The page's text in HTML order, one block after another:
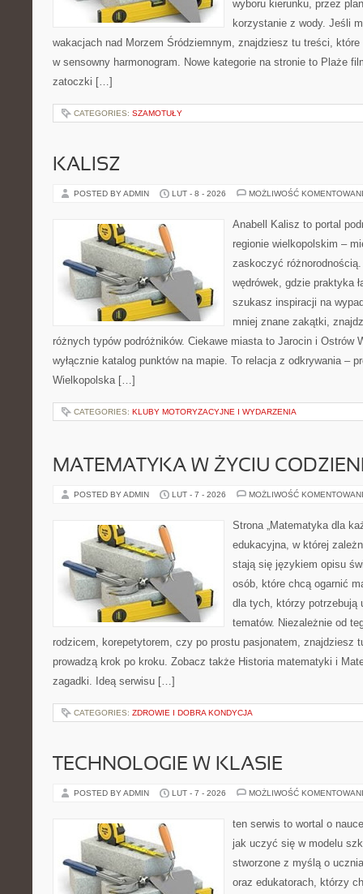
wyboru kierunku, przez
korzystanie z wody. Jeśli
wakacjach nad Morzem Śródziemnym, znajdziesz tu treści, które
w sensowny harmonogram. Nowe kategorie na stronie to Plaże
zatoczki […]
CATEGORIES: SZAMOTUŁY
KALISZ
POSTED BY ADMIN LUT - 8 - 2026 MOŻLIWOŚĆ
Anabell Kalisz to portal
regionie wielkopolskim –
zaskoczyć
wędrówek, gdzie praktyka
szukasz inspiracji na
mniej znane zakątki,
różnych typów podróżników. Ciekawe miasta to Jarocin i Ostrów
wyłącznie katalog punktów na mapie. To relacja z odkrywania –
Wielkopolska […]
CATEGORIES: KLUBY MOTORYZACYJNE I WYDARZENIA
MATEMATYKA W ŻYCIU
POSTED BY ADMIN LUT - 7 - 2026 MOŻLIWOŚĆ
Strona „Matematyka dla
edukacyjna, w której
stają się językiem opisu
osób, które chcą ogarnić
dla tych, którzy potrzebują
tematów. Niezależnie od
rodzicem, korepetytorem, czy po prostu pasjonatem, znajdziesz
prowadzą krok po kroku. Zobacz także Historia matematyki i
zagadki. Ideą serwisu […]
CATEGORIES: ZDROWIE I DOBRA KONDYCJA
TECHNOLOGIE W KLASIE
POSTED BY ADMIN LUT - 7 - 2026 MOŻLIWOŚĆ
ten serwis to wortal o
jak uczyć się w modelu
stworzone z myślą o
oraz edukatorach, którzy